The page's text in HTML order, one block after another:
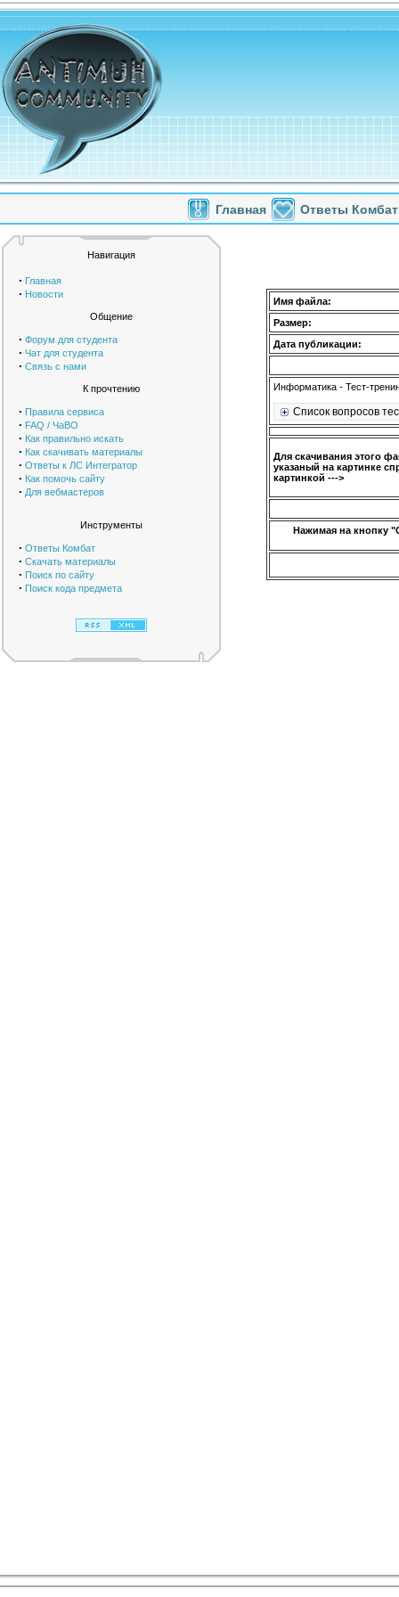
Главная Ответы Комбат
Навигация
· Главная
· Новости
Общение
· Форум для студента
· Чат для студента
· Связь с нами
К прочтению
· Правила сервиса
· FAQ / ЧаВО
· Как правильно искать
· Как скачивать материалы
· Ответы к ЛС Интегратор
· Как помочь сайту
· Для вебмастеров
Инструменты
· Ответы Комбат
· Скачать материалы
· Поиск по сайту
· Поиск кода предмета
Имя файла:
Размер:
Дата публикации:
Информатика - Тест-
Список вопросов
Для скачивания этого
указаный на картинке
картинкой --->
Нажимая на кнопку